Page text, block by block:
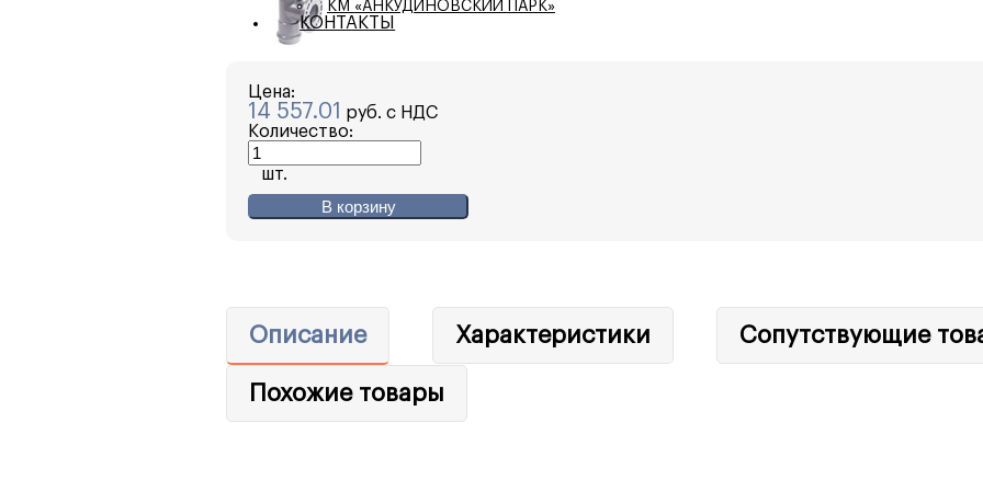
КМ «АНКУДИНОВСКИЙ ПАРК»
КОНТАКТЫ
Цена:
14 557.01 руб. с НДС
Количество:
шт.
В корзину
Описание Характеристики Сопутствующие
Похожие товары